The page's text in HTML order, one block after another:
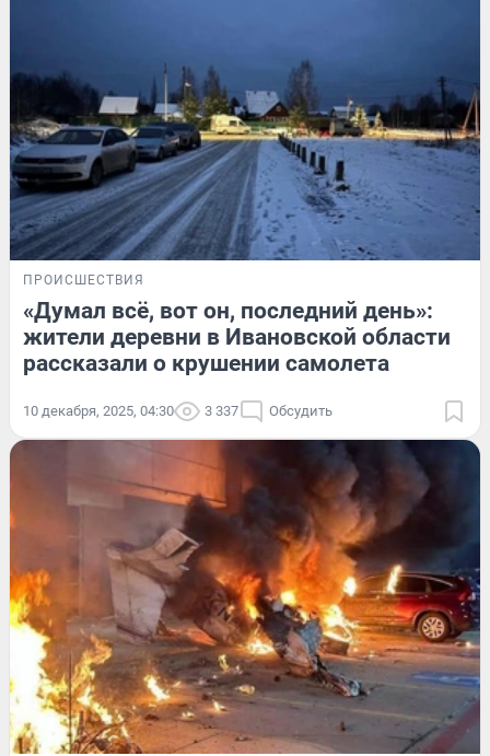
ПРОИСШЕСТВИЯ
«Думал всё, вот он, последний день»:
жители деревни в Ивановской области
рассказали о крушении самолета
10 декабря, 2025, 04:30 3 337 Обсудить